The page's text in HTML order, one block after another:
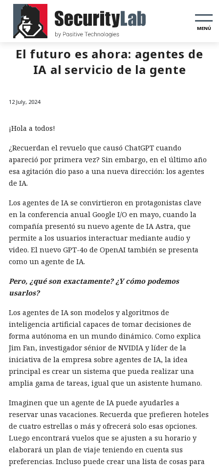
MENÚ
El futuro es ahora: agentes de
IA al servicio de la gente
12 July, 2024
¡Hola a todos!
¿Recuerdan el revuelo que causó ChatGPT cuando
apareció por primera vez? Sin embargo, en el último año
esa agitación dio paso a una nueva dirección: los agentes
de IA.
Los agentes de IA se convirtieron en protagonistas clave
en la conferencia anual Google I/O en mayo, cuando la
compañía presentó su nuevo agente de IA Astra, que
permite a los usuarios interactuar mediante audio y
video. El nuevo GPT-4o de OpenAI también se presenta
como un agente de IA.
Pero, ¿qué son exactamente? ¿Y cómo podemos
usarlos?
Los agentes de IA son modelos y algoritmos de
inteligencia artificial capaces de tomar decisiones de
forma autónoma en un mundo dinámico. Como explica
Jim Fan, investigador sénior de NVIDIA y líder de la
iniciativa de la empresa sobre agentes de IA, la idea
principal es crear un sistema que pueda realizar una
amplia gama de tareas, igual que un asistente humano.
Imaginen que un agente de IA puede ayudarles a
reservar unas vacaciones. Recuerda que prefieren hoteles
de cuatro estrellas o más y ofrecerá solo esas opciones.
Luego encontrará vuelos que se ajusten a su horario y
elaborará un plan de viaje teniendo en cuenta sus
preferencias. Incluso puede crear una lista de cosas para